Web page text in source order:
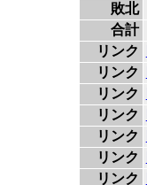
敗北
合計
リンク
リンク
リンク
リンク
リンク
リンク
リンク